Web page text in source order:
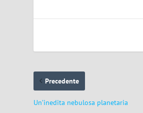
Precedente
Un’inedita nebulosa planetaria